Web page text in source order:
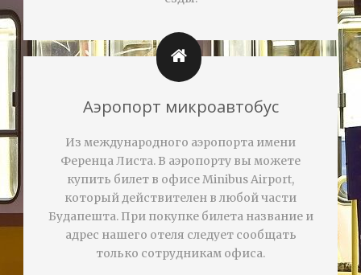
Аэропорт микроавтобус
Из международного аэропорта имени
Ференца Листа. В аэропорту вы можете
купить билет в офисе Minibus Airport,
который действителен в любой части
Будапешта. При покупке билета название и
адрес нашего отеля следует сообщать
только сотрудникам офиса.